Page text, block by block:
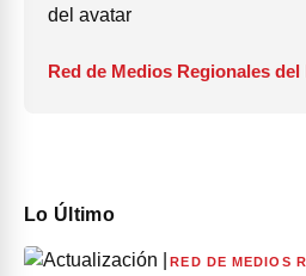
Red de Medios Regionales del
Lo Último
RED DE MEDIOS